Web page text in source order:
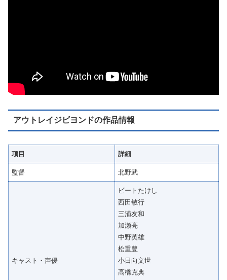
アウトレイジビヨンドの作品情報
項目 詳細
監督 北野武
キャスト・声優
ビートたけし
西田敏行
三浦友和
加瀬亮
中野英雄
松重豊
小日向文世
高橋克典